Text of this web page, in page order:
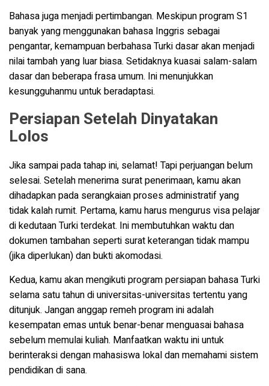
Bahasa juga menjadi pertimbangan. Meskipun program S1
banyak yang menggunakan bahasa Inggris sebagai
pengantar, kemampuan berbahasa Turki dasar akan menjadi
nilai tambah yang luar biasa. Setidaknya kuasai salam-salam
dasar dan beberapa frasa umum. Ini menunjukkan
kesungguhanmu untuk beradaptasi.
Persiapan Setelah Dinyatakan
Lolos
Jika sampai pada tahap ini, selamat! Tapi perjuangan belum
selesai. Setelah menerima surat penerimaan, kamu akan
dihadapkan pada serangkaian proses administratif yang
tidak kalah rumit. Pertama, kamu harus mengurus visa pelajar
di kedutaan Turki terdekat. Ini membutuhkan waktu dan
dokumen tambahan seperti surat keterangan tidak mampu
(jika diperlukan) dan bukti akomodasi.
Kedua, kamu akan mengikuti program persiapan bahasa Turki
selama satu tahun di universitas-universitas tertentu yang
ditunjuk. Jangan anggap remeh program ini adalah
kesempatan emas untuk benar-benar menguasai bahasa
sebelum memulai kuliah. Manfaatkan waktu ini untuk
berinteraksi dengan mahasiswa lokal dan memahami sistem
pendidikan di sana.